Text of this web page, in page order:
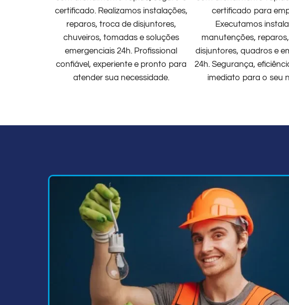
certificado. Realizamos instalações,
reparos, troca de disjuntores,
chuveiros, tomadas e soluções
emergenciais 24h. Profissional
confiável, experiente e pronto para
atender sua necessidade.
certificado para
Executamos
manutenções,
disjuntores, quadros e
24h. Segurança,
imediato para o seu